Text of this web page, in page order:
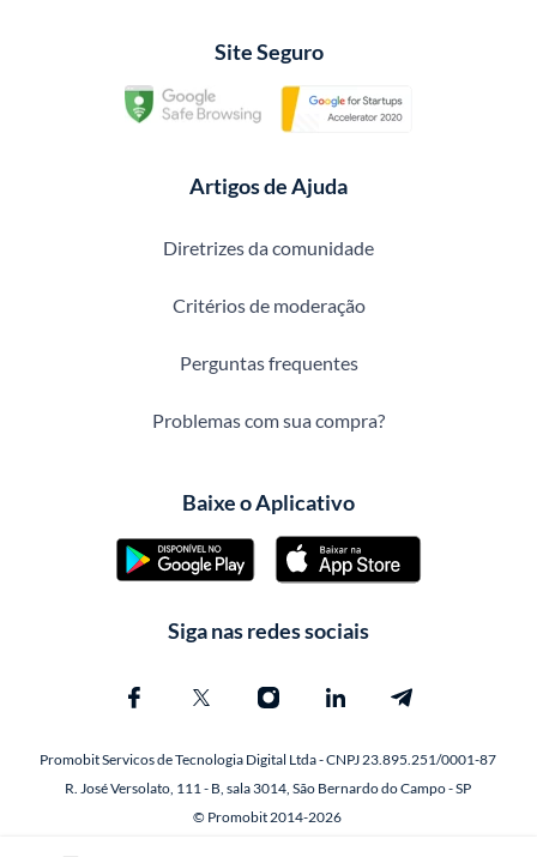
Site Seguro
Artigos de Ajuda
Diretrizes da comunidade
Critérios de moderação
Perguntas frequentes
Problemas com sua compra?
Baixe o Aplicativo
Siga nas redes sociais
Promobit Servicos de Tecnologia Digital Ltda - CNPJ 23.895.251/0001-87
R. José Versolato, 111 - B, sala 3014, São Bernardo do Campo - SP
© Promobit 2014-2026